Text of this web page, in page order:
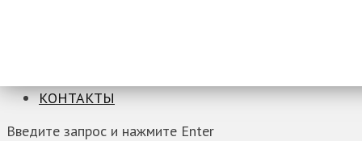
КОНТАКТЫ
Введите запрос и нажмите Enter